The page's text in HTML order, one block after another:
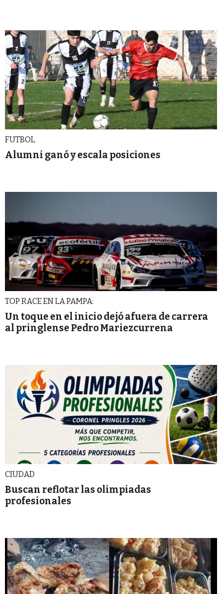
FUTBOL
Alumni ganó y escala posiciones
TOP RACE EN LA PAMPA:
Un toque en el inicio dejó afuera de carrera
al pringlense Pedro Mariezcurrena
CIUDAD
Buscan reflotar las olimpiadas
profesionales